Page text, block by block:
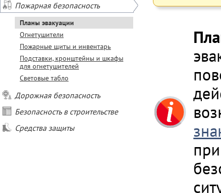
Пожарная безопасность
Планы эвакуации
Огнетушители
Пожарные щиты и инвентарь
Подставки, кронштейны и шкафы
для огнетушителей
Световые табло
Дорожная безопасность
Безопасность в строительстве
Средства защиты